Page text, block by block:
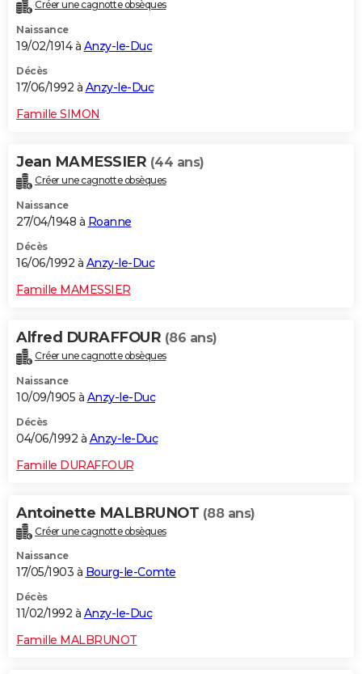
Créer une cagnotte obsèques
Naissance
19/02/1914 à Anzy-le-Duc
Décès
17/06/1992 à Anzy-le-Duc
Famille SIMON
Jean MAMESSIER (44 ans)
Créer une cagnotte obsèques
Naissance
27/04/1948 à Roanne
Décès
16/06/1992 à Anzy-le-Duc
Famille MAMESSIER
Alfred DURAFFOUR (86 ans)
Créer une cagnotte obsèques
Naissance
10/09/1905 à Anzy-le-Duc
Décès
04/06/1992 à Anzy-le-Duc
Famille DURAFFOUR
Antoinette MALBRUNOT (88 ans)
Créer une cagnotte obsèques
Naissance
17/05/1903 à Bourg-le-Comte
Décès
11/02/1992 à Anzy-le-Duc
Famille MALBRUNOT